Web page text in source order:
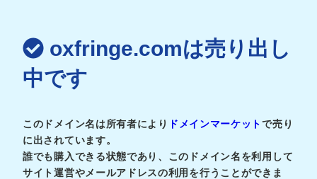
oxfringe.comは売り出し
中です
このドメイン名は所有者により ドメインマーケットで売り
に出されています。
誰でも購入できる状態であり、このドメイン名を利用して
サイト運営やメールアドレスの利用を行うことができま